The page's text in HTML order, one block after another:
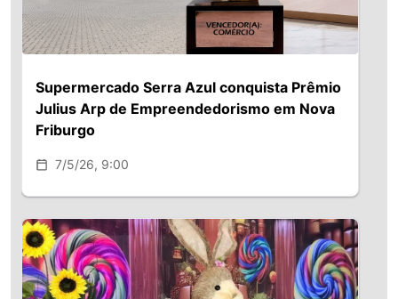
Supermercado Serra Azul conquista Prêmio
Julius Arp de Empreendedorismo em Nova
Friburgo
7/5/26, 9:00